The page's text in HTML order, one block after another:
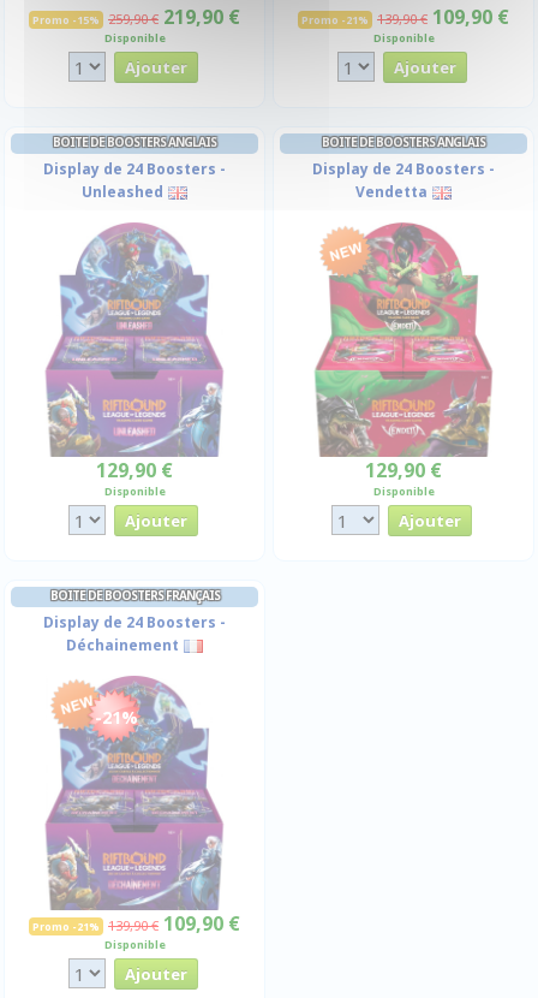
Promo -15% 259,90 € 219,90 €
Disponible
Promo -21% 139,90 € 109,90 €
Disponible
BOITE DE BOOSTERS ANGLAIS
Display de 24 Boosters -
Unleashed
129,90 €
Disponible
BOITE DE BOOSTERS ANGLAIS
Display de 24 Boosters -
Vendetta
129,90 €
Disponible
BOITE DE BOOSTERS FRANÇAIS
Display de 24 Boosters -
Déchainement
-21%
Promo -21% 139,90 € 109,90 €
Disponible